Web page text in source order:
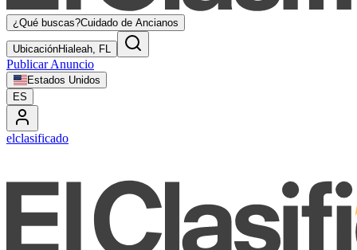
¿Qué buscas?Cuidado de Ancianos
UbicaciónHialeah, FL
Publicar Anuncio
Estados Unidos
ES
elclasificado